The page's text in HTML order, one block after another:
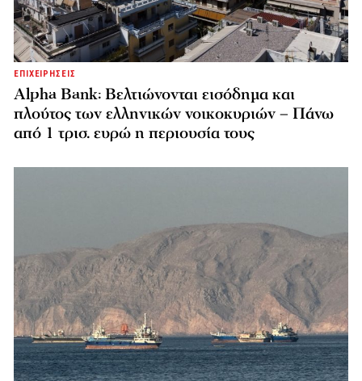
ΕΠΙΧΕΙΡΗΣΕΙΣ
Alpha Bank: Βελτιώνονται εισόδημα και
πλούτος των ελληνικών νοικοκυριών – Πάνω
από 1 τρισ. ευρώ η περιουσία τους